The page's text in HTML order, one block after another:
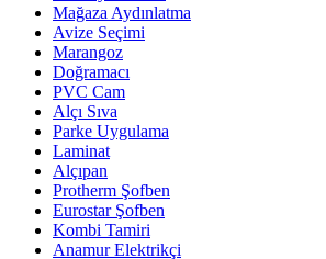
Mağaza Aydınlatma
Avize Seçimi
Marangoz
Doğramacı
PVC Cam
Alçı Sıva
Parke Uygulama
Laminat
Alçıpan
Protherm Şofben
Eurostar Şofben
Kombi Tamiri
Anamur Elektrikçi